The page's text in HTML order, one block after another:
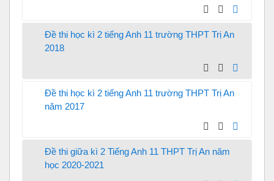
Đề thi học kì 2 tiếng Anh 11 trường THPT Trị An
2018
Đề thi học kì 2 tiếng Anh 11 trường THPT Trị An
năm 2017
Đề thi giữa kì 2 Tiếng Anh 11 THPT Trị An năm
học 2020-2021